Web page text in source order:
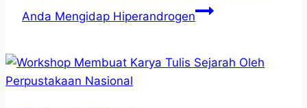
Anda Mengidap Hiperandrogen